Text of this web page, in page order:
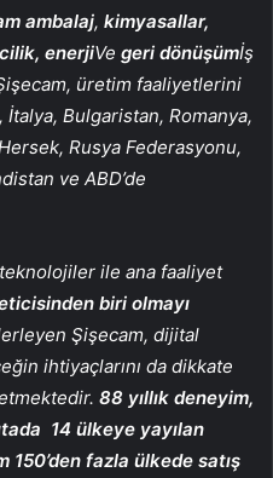
ambalaj, kimyasallar,
enerjiVe geri dönüşümİş
üretim faaliyetlerini
İtalya, Bulgaristan, Romanya,
Rusya Federasyonu,
ve ABD’de
teknolojiler ile ana faaliyet
biri olmayı
Şişecam, dijital
ihtiyaçlarını da dikkate
88 yıllık deneyim,
14 ülkeye yayılan
150’den fazla ülkede satış